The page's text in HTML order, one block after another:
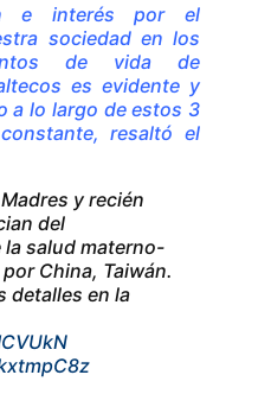
e interés por el
sociedad en los
de vida de
es evidente y
a lo largo de estos 3
resaltó el
y recién
del
salud materno-
China, Taiwán.
detalles en la